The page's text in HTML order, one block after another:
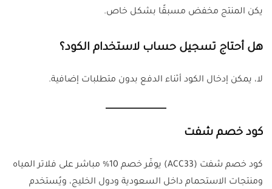
يكن المنتج مخفض مسبقًا بشكل خاص.
هل أحتاج تسجيل حساب لاستخدام الكود؟
لا، يمكن إدخال الكود أثناء الدفع بدون متطلبات إضافية.
كود خصم شفت
كود خصم شفت (ACC33) يوفّر خصم 10% مباشر على فلاتر المياه
ومنتجات الاستحمام داخل السعودية ودول الخليج، ويُستخدم